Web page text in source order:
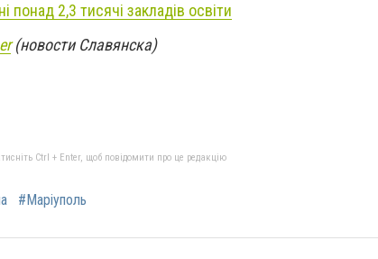
понад 2,3 тисячі закладів освіти
(новости Славянска)
Ctrl + Enter, щоб повідомити про це редакцію
#Маріуполь